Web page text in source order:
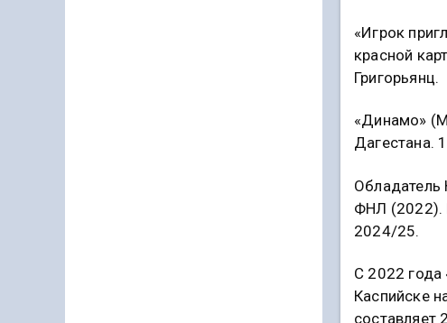
«Игрок
красной
Григорьянц.
«Динамо»
Дагестана.
Обладатель
ФНЛ (2022).
2024/25.
С 2022
Каспийске
составляет